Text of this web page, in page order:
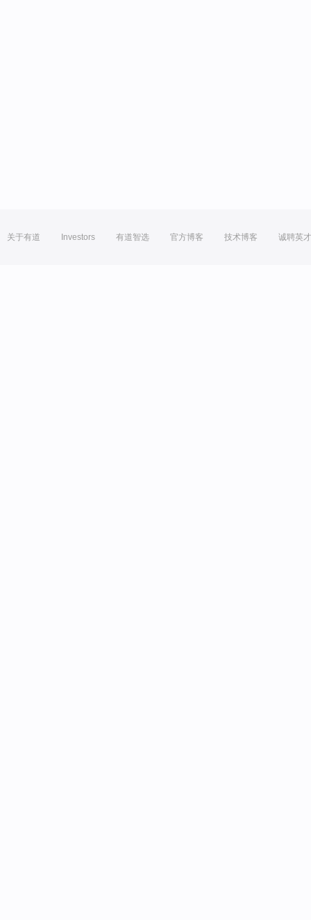
关于有道 Investors 有道智选 官方博客 技术博客 诚聘英才